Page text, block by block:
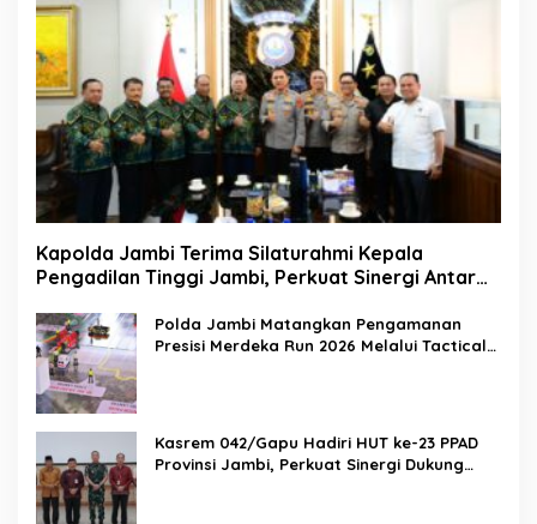
Kapolda Jambi Terima Silaturahmi Kepala
Pengadilan Tinggi Jambi, Perkuat Sinergi Antar
Polda Jambi Matangkan Pengamanan
Presisi Merdeka Run 2026 Melalui Tactical
Kasrem 042/Gapu Hadiri HUT ke-23 PPAD
Provinsi Jambi, Perkuat Sinergi Dukung